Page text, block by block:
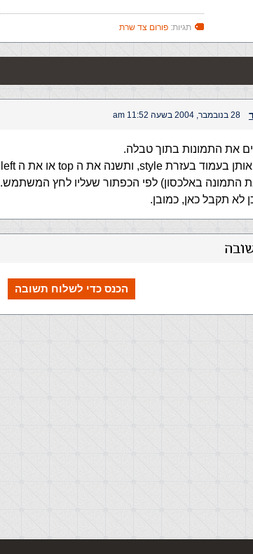
תגיות: פורום צד שרת
28 בנובמבר, 2004 בשעה 11:52 am
את התמונות בתוך טבלה.
התמונה באלכסון) לפי הכפתור שעליו לחץ המשתמש.
לא תקבל כאן, כמובן.
הכנס כדי לשלוח תשובה